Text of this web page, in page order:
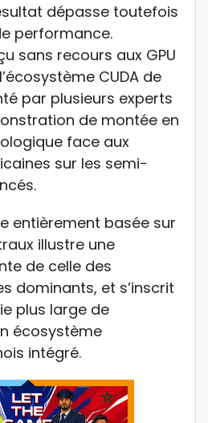
dépasse toutefois
performance.
sans recours aux GPU
CUDA de
par plusieurs experts
de montée en
face aux
sur les semi-
entièrement basée sur
illustre une
de celle des
dominants, et s’inscrit
plus large de
écosystème
intégré.